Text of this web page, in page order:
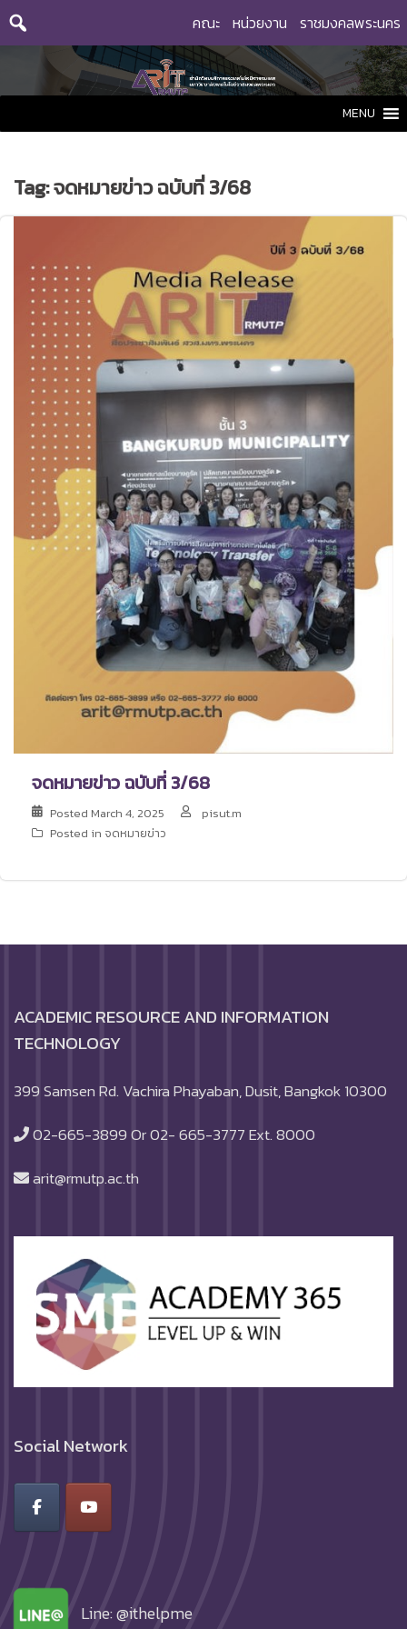
Skip
คณะ หน่วยงาน ราชมงคลพระนคร
MENU
Tag:จดหมายข่าว ฉบับที่ 3/68
จดหมายข่าว ฉบับที่ 3/68
Posted March 4, 2025
pisut.m
Posted in จดหมายข่าว
ACADEMIC RESOURCE AND INFORMATION
TECHNOLOGY
399 Samsen Rd. Vachira Phayaban, Dusit, Bangkok 10300
02-665-3899 Or 02- 665-3777 Ext. 8000
arit@rmutp.ac.th
Social Network
Line: @ithelpme